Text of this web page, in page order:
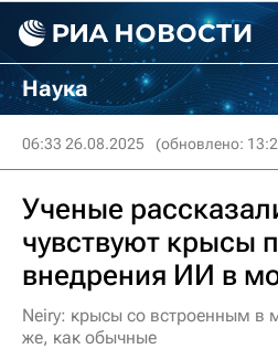
Наука
06:33 26.08.2025 (обновлено:
Ученые
чувствуют крысы
внедрения ИИ в
Neiry: крысы со встроенным в
же, как обычные